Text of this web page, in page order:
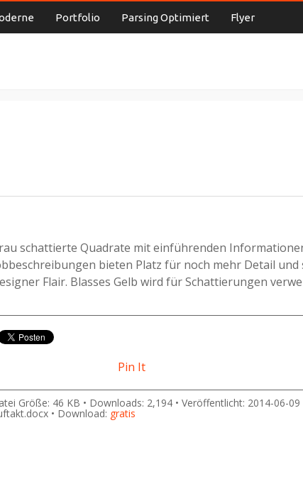
Portfolio Parsing Optimiert Flyer
schattierte Quadrate mit einführenden
bieten Platz für noch mehr Detail
Flair. Blasses Gelb wird für Schattierungen
Pin It
Größe: 46 KB • Downloads: 2,194 • Veröffentlicht: 2014-06-
• Download: gratis